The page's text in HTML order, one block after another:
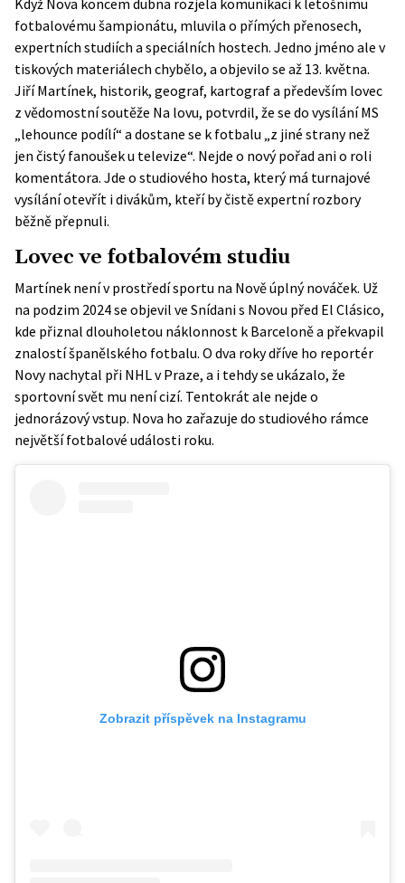
Když Nova koncem dubna rozjela komunikaci k letošnímu
fotbalovému šampionátu, mluvila o přímých přenosech,
expertních studiích a speciálních hostech. Jedno jméno ale v
tiskových materiálech chybělo, a objevilo se až 13. května.
Jiří Martínek, historik, geograf, kartograf a především lovec
z vědomostní soutěže Na lovu, potvrdil, že se do vysílání MS
„lehounce podílí“ a dostane se k fotbalu „z jiné strany než
jen čistý fanoušek u televize“. Nejde o nový pořad ani o roli
komentátora. Jde o studiového hosta, který má turnajové
vysílání otevřít i divákům, kteří by čistě expertní rozbory
běžně přepnuli.
Lovec ve fotbalovém studiu
Martínek není v prostředí sportu na Nově úplný nováček. Už
na podzim 2024 se objevil ve Snídani s Novou před El Clásico,
kde přiznal dlouholetou náklonnost k Barceloněa překvapil
znalostí španělského fotbalu. O dva roky dříve ho reportér
Novy nachytal při NHL v Praze, a i tehdy se ukázalo, že
sportovní svět mu není cizí. Tentokrát ale nejde o
jednorázový vstup. Nova ho zařazuje do studiového rámce
největší fotbalové události roku.
Zobrazit příspěvek na Instagramu